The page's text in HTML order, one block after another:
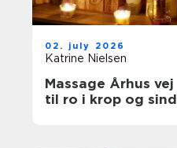
02. july 2026
Katrine Nielsen
Massage Århus vej
til ro i krop og sind